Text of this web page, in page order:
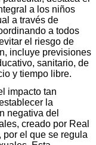
a los niños
a través de
a todos
el riesgo de
incluye previsiones
sanitario, de
y tiempo libre.
impacto tan
la
negativa del
creado por Real
por el que se regula